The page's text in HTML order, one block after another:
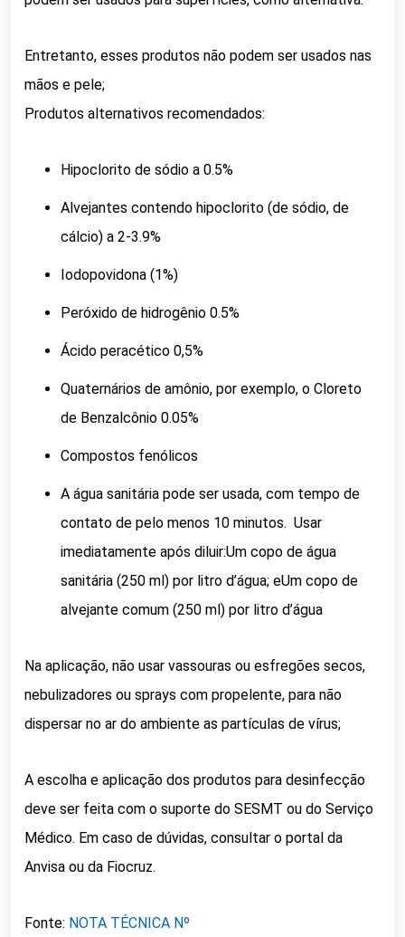
Entretanto, esses produtos não podem ser usados nas
mãos e pele;
Produtos alternativos recomendados:
Hipoclorito de sódio a 0.5%
Alvejantes contendo hipoclorito (de sódio, de
cálcio) a 2-3.9%
Iodopovidona (1%)
Peróxido de hidrogênio 0.5%
Ácido peracético 0,5%
Quaternários de amônio, por exemplo, o Cloreto
de Benzalcônio 0.05%
Compostos fenólicos
A água sanitária pode ser usada, com tempo de
contato de pelo menos 10 minutos. Usar
imediatamente após diluir:Um copo de água
sanitária (250 ml) por litro d’água; eUm copo de
alvejante comum (250 ml) por litro d’água
Na aplicação, não usar vassouras ou esfregões secos,
nebulizadores ou sprays com propelente, para não
dispersar no ar do ambiente as partículas de vírus;
A escolha e aplicação dos produtos para desinfecção
deve ser feita com o suporte do SESMT ou do Serviço
Médico. Em caso de dúvidas, consultar o portal da
Anvisa ou da Fiocruz.
Fonte: NOTA TÉCNICA Nº